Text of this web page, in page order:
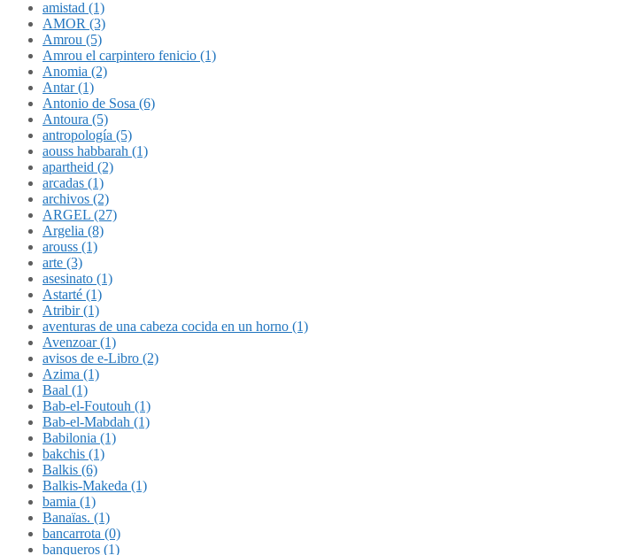
amistad (1)
AMOR (3)
Amrou (5)
Amrou el carpintero fenicio (1)
Anomia (2)
Antar (1)
Antonio de Sosa (6)
Antoura (5)
antropología (5)
aouss habbarah (1)
apartheid (2)
arcadas (1)
archivos (2)
ARGEL (27)
Argelia (8)
arouss (1)
arte (3)
asesinato (1)
Astarté (1)
Atribir (1)
aventuras de una cabeza cocida en un horno (1)
Avenzoar (1)
avisos de e-Libro (2)
Azima (1)
Baal (1)
Bab-el-Foutouh (1)
Bab-el-Mabdah (1)
Babilonia (1)
bakchis (1)
Balkis (6)
Balkis-Makeda (1)
bamia (1)
Banaïas. (1)
bancarrota (0)
banqueros (1)